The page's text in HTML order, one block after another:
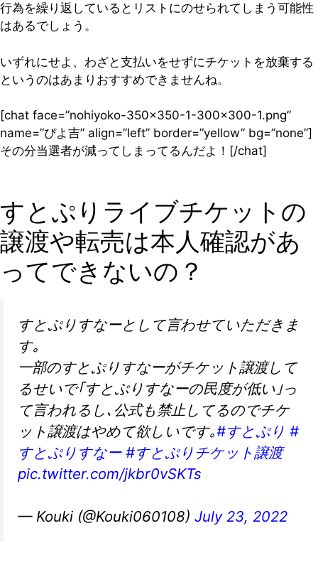
行為を繰り返しているとリストにのせられてしまう可能性
はあるでしょう。
いずれにせよ、わざと支払いをせずにチケットを放棄する
というのはあまりおすすめできませんね。
[chat face=”nohiyoko-350×350-1-300×300-1.png”
name=”ぴよ吉” align=”left” border=”yellow” bg=”none”]
その分当選者が減ってしまってるんだよ！[/chat]
すとぷりライブチケットの
譲渡や転売は本人確認があ
ってできないの？
すとぷりすなーとして言わせていただきま
す｡
一部のすとぷりすなーがチケット譲渡して
るせいで｢すとぷりすなーの民度が低い｣っ
て言われるし､公式も禁止してるのでチケ
ット譲渡はやめて欲しいです｡#すとぷり #
すとぷりすなー #すとぷりチケット譲渡
pic.twitter.com/jkbr0vSKTs
— Kouki (@Kouki060108) July 23, 2022